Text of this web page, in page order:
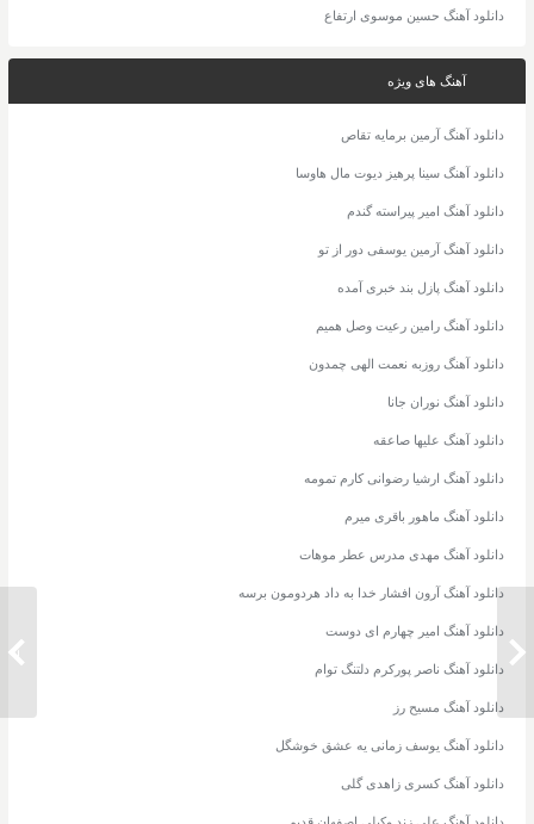
دانلود آهنگ حسین موسوی ارتفاع
آهنگ های ویژه
دانلود آهنگ آرمین برمایه تقاص
دانلود آهنگ سینا پرهیز دیوت مال هاوسا
دانلود آهنگ امیر پیراسته گندم
دانلود آهنگ آرمین یوسفی دور از تو
دانلود آهنگ پازل بند خبری آمده
دانلود آهنگ رامین رعیت وصل همیم
دانلود آهنگ روزبه نعمت الهی چمدون
دانلود آهنگ نوران جانا
دانلود آهنگ علیها صاعقه
دانلود آهنگ ارشیا رضوانی کارم تمومه
دانلود آهنگ ماهور باقری میرم
دانلود آهنگ مهدی مدرس عطر موهات
دانلود آهنگ آرون افشار خدا به داد هردومون برسه
دانلود آهنگ امیر چهارم ای دوست
دانلود آهنگ ناصر پورکرم دلتنگ توام
دانلود آهنگ مسیح رز
دانلود آهنگ یوسف زمانی یه عشق خوشگل
دانلود آهنگ کسری زاهدی گلی